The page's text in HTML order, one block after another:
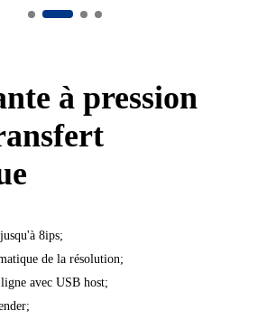
à pression
8ips;
de la résolution;
avec USB host;